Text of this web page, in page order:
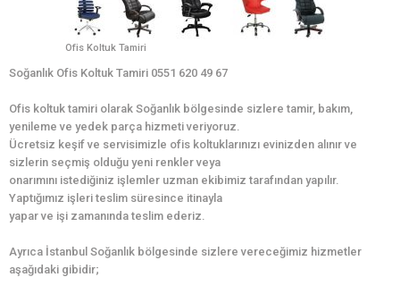
Ofis Koltuk Tamiri
Soğanlık Ofis Koltuk Tamiri 0551 620 49 67
Ofis koltuk tamiri olarak Soğanlık bölgesinde sizlere tamir, bakım,
yenileme ve yedek parça hizmeti veriyoruz.
Ücretsiz keşif ve servisimizle ofis koltuklarınızı evinizden alınır ve
sizlerin seçmiş olduğu yeni renkler veya
onarımını istediğiniz işlemler uzman ekibimiz tarafından yapılır.
Yaptığımız işleri teslim süresince itinayla
yapar ve işi zamanında teslim ederiz.
Ayrıca İstanbul Soğanlık bölgesinde sizlere vereceğimiz hizmetler
aşağıdaki gibidir;